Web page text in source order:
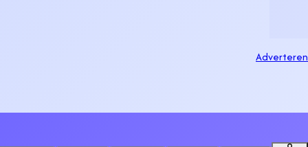
Adverteren